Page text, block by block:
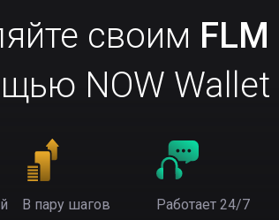
своим FLM
NOW Wallet
В пару шагов Работает 24/7